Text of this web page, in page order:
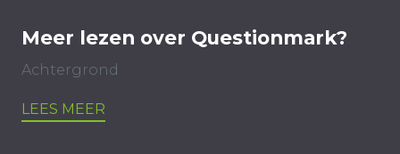
Meer lezen over Questionmark?
Achtergrond
LEES MEER